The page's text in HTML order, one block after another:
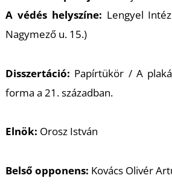
A védés helyszíne: Lengyel
Nagymező u. 15.)
Disszertáció: Papírtükör / A
forma a 21. században.
Elnök: Orosz István
Belső opponens: Kovács Olivér